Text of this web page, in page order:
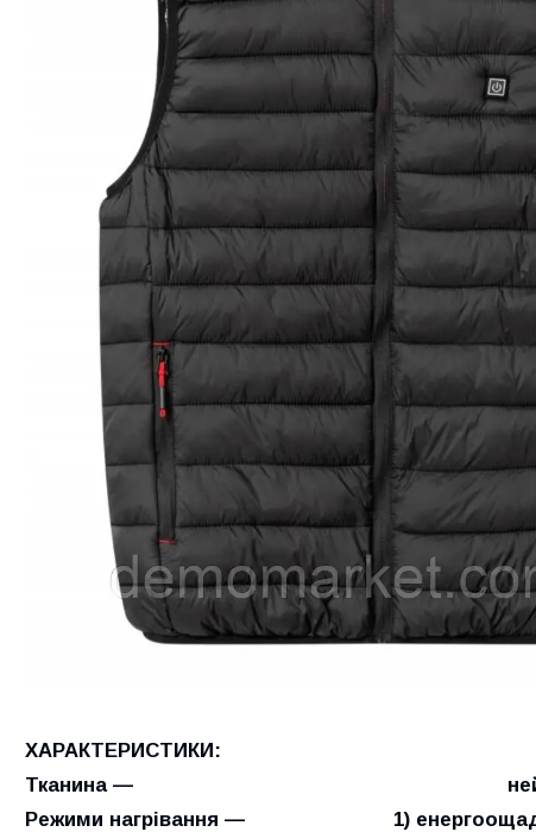
ХАРАКТЕРИСТИКИ:
Тканина —
Режими нагрівання — 1)